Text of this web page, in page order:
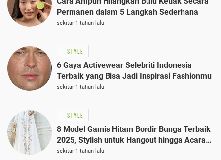
Permanen dalam 5 Langkah Sederhana
sekitar 1 tahun lalu
STYLE
6 Gaya Activewear Selebriti Indonesia
Terbaik yang Bisa Jadi Inspirasi Fashionmu
sekitar 1 tahun lalu
STYLE
8 Model Gamis Hitam Bordir Bunga Terbaik
2025, Stylish untuk Hangout hingga Acara
Semi-Formal
sekitar 1 tahun lalu